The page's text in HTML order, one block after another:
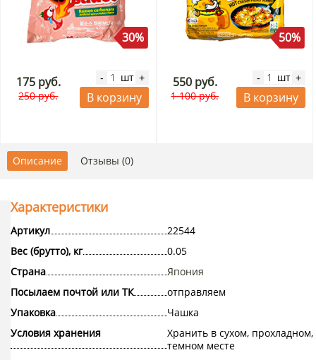
30%
175 руб.
250 руб.
- шт +
В корзину
50%
550 руб.
1 100 руб.
- шт +
В корзину
Описание Отзывы (0)
Характеристики
Артикул
22544
Вес (брутто), кг
0.05
Страна
Япония
Посылаем почтой или ТК
отправляем
Упаковка
Чашка
Условия хранения
Хранить в сухом, прохладном,
темном месте